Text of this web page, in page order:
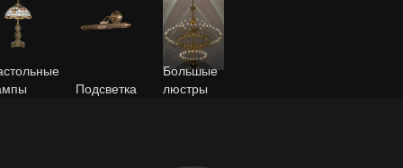
Подсветка
Большые
люстры